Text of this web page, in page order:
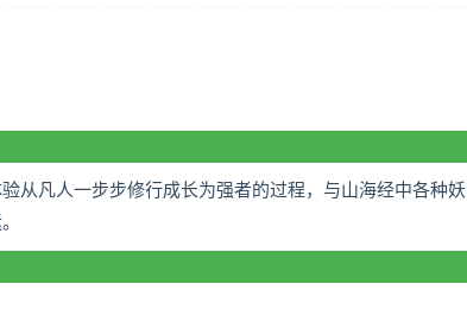
从凡人一步步修行成长为强者的过程，与山海经中各种